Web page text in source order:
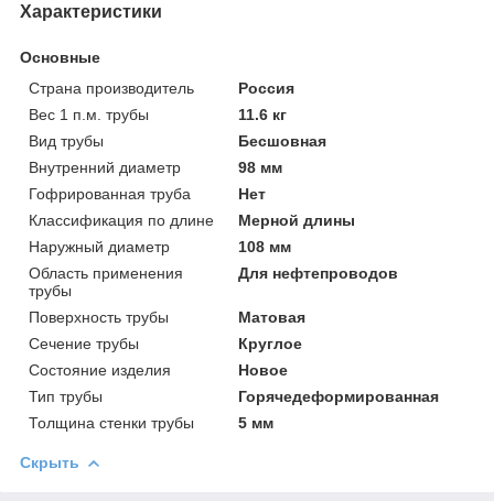
Характеристики
Основные
Страна производитель
Россия
Вес 1 п.м. трубы
11.6 кг
Вид трубы
Бесшовная
Внутренний диаметр
98 мм
Гофрированная труба
Нет
Классификация по длине
Мерной длины
Наружный диаметр
108 мм
Область применения
трубы
Для нефтепроводов
Поверхность трубы
Матовая
Сечение трубы
Круглое
Состояние изделия
Новое
Тип трубы
Горячедеформированная
Толщина стенки трубы
5 мм
Скрыть